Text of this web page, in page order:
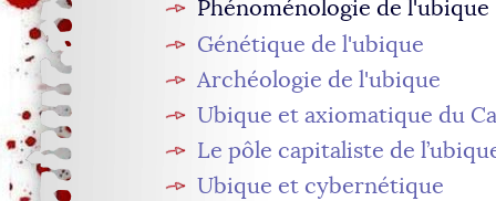
Phénoménologie de l'ubique
Génétique de l'ubique
Archéologie de l'ubique
Ubique et axiomatique du
Le pôle capitaliste de
Ubique et cybernétique